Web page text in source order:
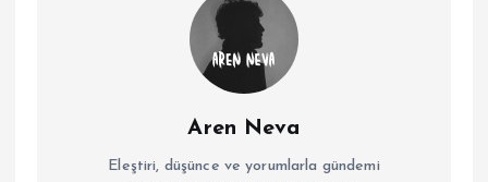
Aren Neva
Eleştiri, düşünce ve yorumlarla gündemi